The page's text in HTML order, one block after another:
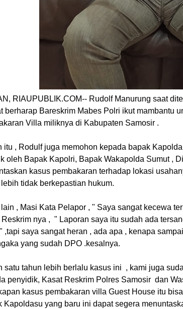
RIAUPUBLIK.COM-- Rudolf Manurung saat
berharap Bareskrim Mabes Polri ikut mambantu
Villa miliknya di Kabupaten Samosir .
itu , Rodulf juga memohon kepada bapak
oleh Bapak Kapolri, Bapak Wakapolda Sumut ,
kasus pembakaran terhadap lokasi
tidak berkepastian hukum.
, Masi Kata Pelapor , " Saya sangat kecewa
Reskrim nya , " Laporan saya itu sudah ada
,tapi saya sangat heran , ada apa , kenapa
yang sudah DPO .kesalnya.
satu tahun lebih berlalu kasus ini , kami juga
penyidik, Kasat Reskrim Polres Samosir dan
kasus pembakaran villa Guest House itu
Kapoldasu yang baru ini dapat segera